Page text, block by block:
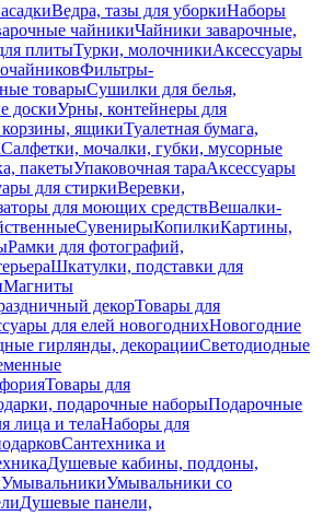
Ведра, тазы для уборкиНаборы
чайникиЧайники заварочные,
плитыТурки, молочникиАксессуары
Фильтры-
товарыСушилки для белья,
доскиУрны, контейнеры для
ящикиТуалетная бумага,
Салфетки, мочалки, губки, мусорные
пакетыУпаковочная тараАксессуары
для стиркиВеревки,
для моющих средствВешалки-
СувенирыКопилкиКартины,
Рамки для фотографий,
Шкатулки, подставки для
Магниты
декорТовары для
для елей новогоднихНовогодние
гирлянды, декорацииСветодиодные
Товары для
подарочные наборыПодарочные
лица и телаНаборы для
Сантехника и
Душевые кабины, поддоны,
УмывальникиУмывальники со
Душевые панели,